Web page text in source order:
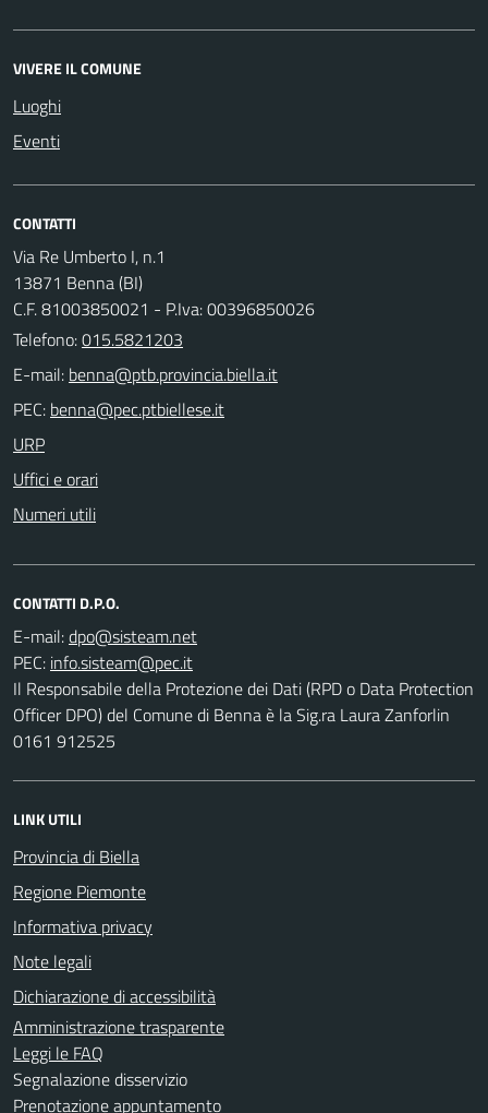
VIVERE IL COMUNE
Luoghi
Eventi
CONTATTI
Via Re Umberto I, n.1
13871 Benna (BI)
C.F. 81003850021 - P.Iva: 00396850026
Telefono:015.5821203
E-mail:
PEC:
URP
Uffici e orari
Numeri utili
CONTATTI D.P.O.
E-mail:
PEC:
Il Responsabile della Protezione dei Dati (RPD o Data Protection
Officer DPO) del Comune di Benna è la Sig.ra Laura Zanforlin
0161 912525
LINK UTILI
Provincia di Biella
Regione Piemonte
Informativa privacy
Note legali
Dichiarazione di accessibilità
Amministrazione trasparente
Leggi le FAQ
Segnalazione disservizio
Prenotazione appuntamento